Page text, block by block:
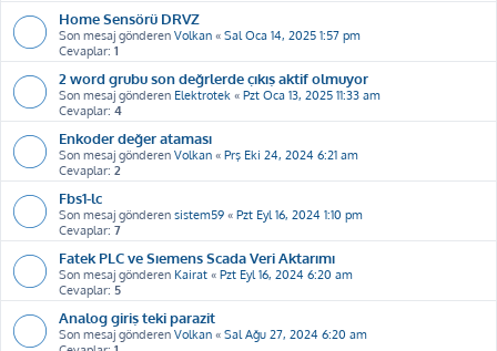
Home Sensörü DRVZ
Son mesaj gönderen Volkan « Sal Oca 14, 2025 1:57 pm
Cevaplar: 1
2 word grubu son değrlerde çıkış aktif olmuyor
Son mesaj gönderen Elektrotek « Pzt Oca 13, 2025 11:33 am
Cevaplar: 4
Enkoder değer ataması
Son mesaj gönderen Volkan « Prş Eki 24, 2024 6:21 am
Cevaplar: 2
Fbs1-lc
Son mesaj gönderen sistem59 « Pzt Eyl 16, 2024 1:10 pm
Cevaplar: 7
Fatek PLC ve Sıemens Scada Veri Aktarımı
Son mesaj gönderen Kairat « Pzt Eyl 16, 2024 6:20 am
Cevaplar: 5
Analog giriş teki parazit
Son mesaj gönderen Volkan « Sal Ağu 27, 2024 6:20 am